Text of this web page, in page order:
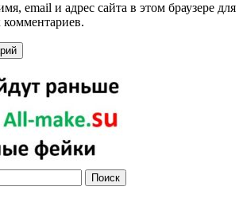
email и адрес сайта в этом браузере для